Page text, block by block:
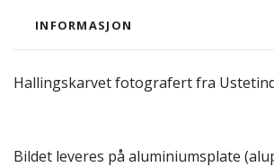
INFORMASJON
Hallingskarvet fotografert fra
Bildet leveres på aluminiumsplate